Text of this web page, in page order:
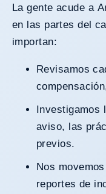
La gente acude a
en las partes del
importan:
Revisamos cada camino realista hacia la
Investigamos las condiciones de la tienda, el
aviso, las
previos.
Nos movemos rápido para preservar videos,
reportes de